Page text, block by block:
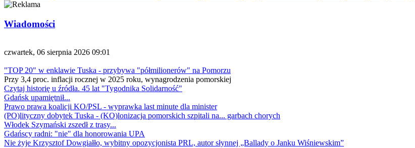
Wiadomości
czwartek, 06 sierpnia 2026 09:01
"TOP 20" w enklawie Tuska - przybywa "półmilionerów" na Pomorzu
Przy 3,4 proc. inflacji rocznej w 2025 roku, wynagrodzenia pomorskiej
Czytaj historię u źródła. 45 lat "Tygodnika Solidarność"
Gdańsk upamiętnił...
Prawo prawa koalicji KO/PSL - wyprawka last minute dla minister
(PO)lityczny dobytek Tuska - (KO)lonizacja pomorskich szpitali na... garbach chorych
Włodek Szymański zszedł z trasy...
Gdańscy radni: "nie" dla honorowania UPA
Nie żyje Krzysztof Dowgiałło, wybitny opozycjonista PRL, autor słynnej „Ballady o Janku Wiśniewskim”